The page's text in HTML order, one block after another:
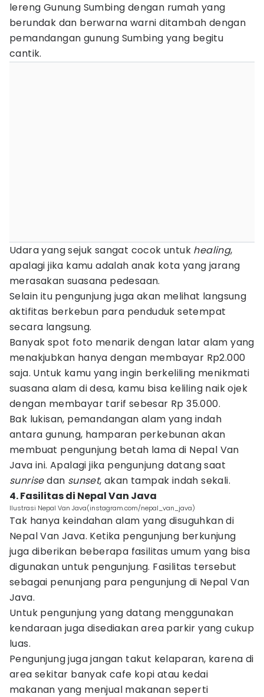
lereng Gunung Sumbing dengan rumah yang
berundak dan berwarna warni ditambah dengan
pemandangan gunung Sumbing yang begitu
cantik.
Udara yang sejuk sangat cocok untuk healing,
apalagi jika kamu adalah anak kota yang jarang
merasakan suasana pedesaan.
Selain itu pengunjung juga akan melihat langsung
aktifitas berkebun para penduduk setempat
secara langsung.
Banyak spot foto menarik dengan latar alam yang
menakjubkan hanya dengan membayar Rp2.000
saja. Untuk kamu yang ingin berkeliling menikmati
suasana alam di desa, kamu bisa keliling naik ojek
dengan membayar tarif sebesar Rp 35.000.
Bak lukisan, pemandangan alam yang indah
antara gunung, hamparan perkebunan akan
membuat pengunjung betah lama di Nepal Van
Java ini. Apalagi jika pengunjung datang saat
sunrisedan sunset, akan tampak indah sekali.
4. Fasilitas di Nepal Van Java
Ilustrasi Nepal Van Java(instagram.com/nepal_van_java)
Tak hanya keindahan alam yang disuguhkan di
Nepal Van Java. Ketika pengunjung berkunjung
juga diberikan beberapa fasilitas umum yang bisa
digunakan untuk pengunjung. Fasilitas tersebut
sebagai penunjang para pengunjung di Nepal Van
Java.
Untuk pengunjung yang datang menggunakan
kendaraan juga disediakan area parkir yang cukup
luas.
Pengunjung juga jangan takut kelaparan, karena di
area sekitar banyak cafe kopi atau kedai
makanan yang menjual makanan seperti